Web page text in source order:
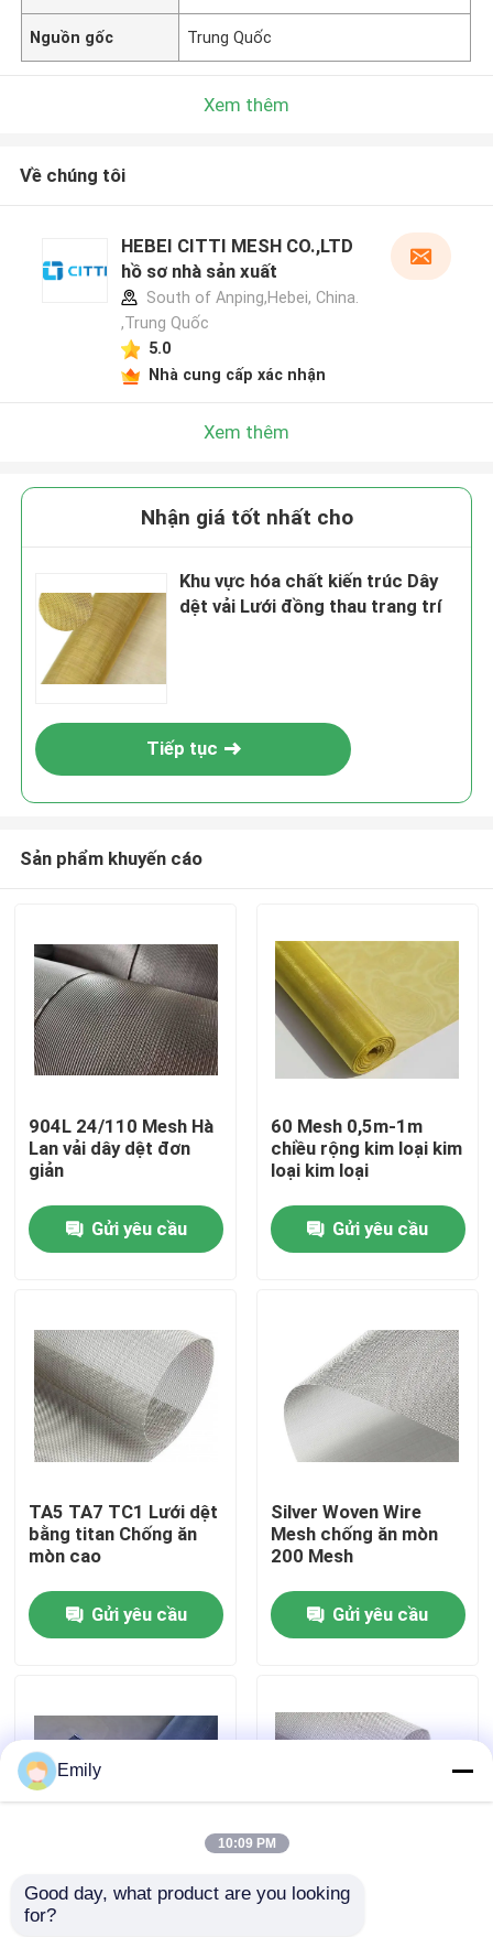
Sản phẩm
Về chúng tôi
Chuyến tham quan nhà máy
Tin tức
Các vụ án
Lưới kim loại mở rộng
Lưới kim loại đục lỗ
Nguồn gốc Trung Quốc
Xem thêm
Về chúng tôi
HEBEI CITTI MESH CO.,LTD
hồ sơ nhà sản xuất
South of Anping,Hebei, China.
,Trung Quốc
5.0
Nhà cung cấp xác nhận
Xem thêm
Nhận giá tốt nhất cho
Khu vực hóa chất kiến ​​trúc Dây
dệt vải Lưới đồng thau trang trí
Tiếp tục
Sản phẩm khuyến cáo
904L 24/110 Mesh Hà
Lan vải dây dệt đơn
giản
Gửi yêu cầu
60 Mesh 0,5m-1m
chiều rộng kim loại kim
loại kim loại
Gửi yêu cầu
TA5 TA7 TC1 Lưới dệt
bằng titan Chống ăn
mòn cao
Gửi yêu cầu
Silver Woven Wire
Mesh chống ăn mòn
200 Mesh
Gửi yêu cầu
1-50 Mesh Tungsten
Woven Wire Mesh có
Monel Wire Mesh
Emily
10:09 PM
Good day, what product are you looking
for?